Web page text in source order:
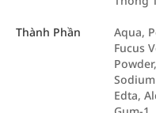
Thành Phần
Aqua,
Fucus
Edta,